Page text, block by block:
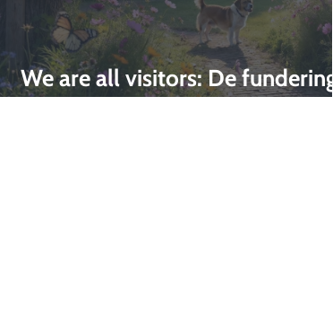
We are all visitors: De fundering
onder alles wat we doen